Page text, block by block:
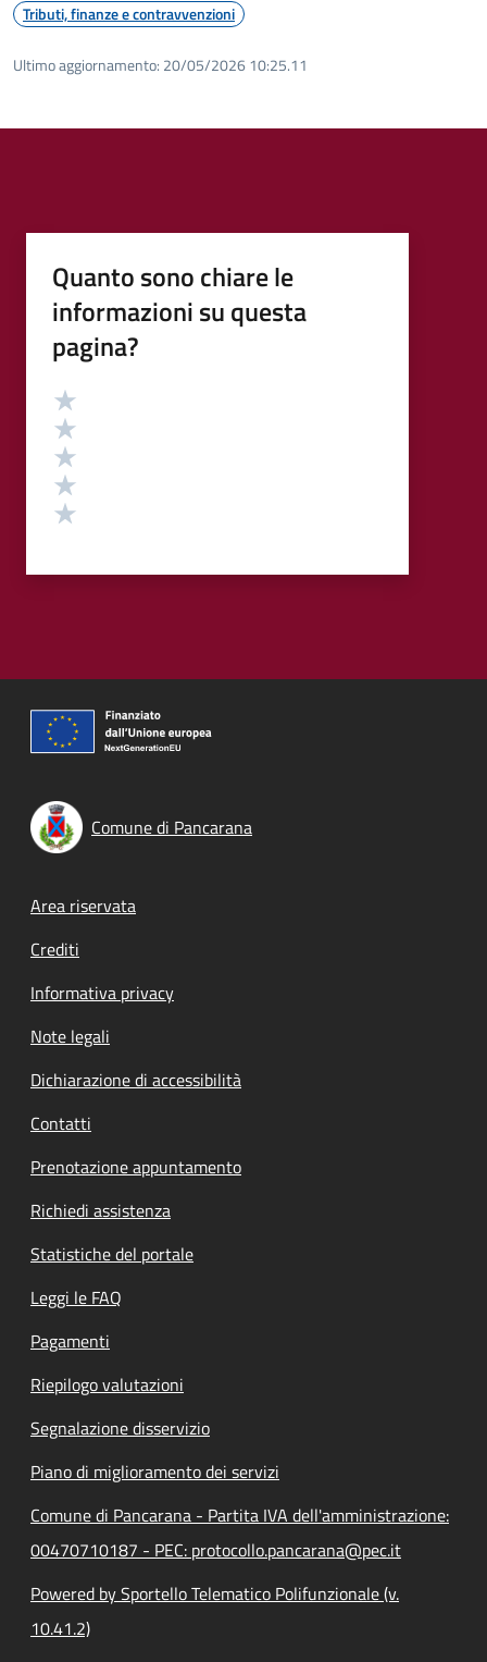
Tributi, finanze e contravvenzioni
Ultimo aggiornamento: 20/05/2026 10:25.11
Quanto sono chiare le
informazioni su questa
pagina?
Valutazione
Comune di Pancarana
Footer menu
Area riservata
Crediti
Informativa privacy
Note legali
Dichiarazione di accessibilità
Contatti
Prenotazione appuntamento
Richiedi assistenza
Statistiche del portale
Leggi le FAQ
Pagamenti
Riepilogo valutazioni
Segnalazione disservizio
Piano di miglioramento dei servizi
Comune di Pancarana - Partita IVA dell'amministrazione:
00470710187 - PEC: protocollo.pancarana@pec.it
Powered by Sportello Telematico Polifunzionale (v.
10.41.2)